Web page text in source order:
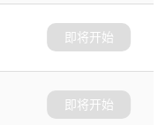
即将开始
即将开始